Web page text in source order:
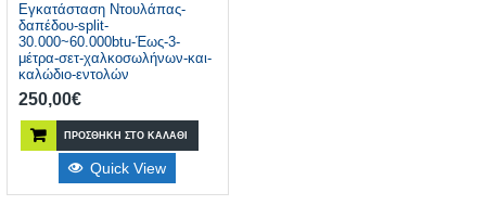
Εγκατάσταση Ντουλάπας-
δαπέδου-split-
30.000~60.000btu-Έως-3-
μέτρα-σετ-χαλκοσωλήνων-και-
καλώδιο-εντολών
250,00€
ΠΡΟΣΘΉΚΗ ΣΤΟ ΚΑΛΆΘΙ
Quick View